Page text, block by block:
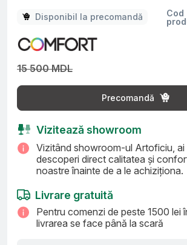
Disponibil la precomandă
Cod
15 500 MDL
Precomandă
Vizitează showroom
Vizitând showroom-ul Artoficiu, ai
descoperi direct calitatea și
noastre înainte de a le achiziționa.
Livrare gratuită
Pentru comenzi de peste 1500 lei
livrarea se face până la scară